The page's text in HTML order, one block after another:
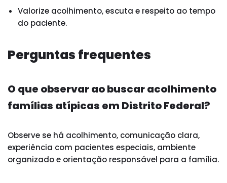
Valorize acolhimento, escuta e respeito ao tempo
do paciente.
Perguntas frequentes
O que observar ao buscar acolhimento
famílias atípicas em Distrito Federal?
Observe se há acolhimento, comunicação clara,
experiência com pacientes especiais, ambiente
organizado e orientação responsável para a família.